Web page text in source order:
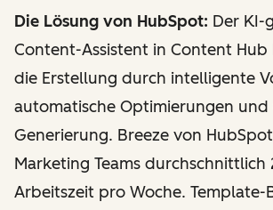
Die Lösung von HubSpot: Der KI-
Content-Assistent in Content
die Erstellung durch intelligente
automatische Optimierungen
Generierung. Breeze von
Marketing Teams durchschnittlich
Arbeitszeit pro Woche. Template-